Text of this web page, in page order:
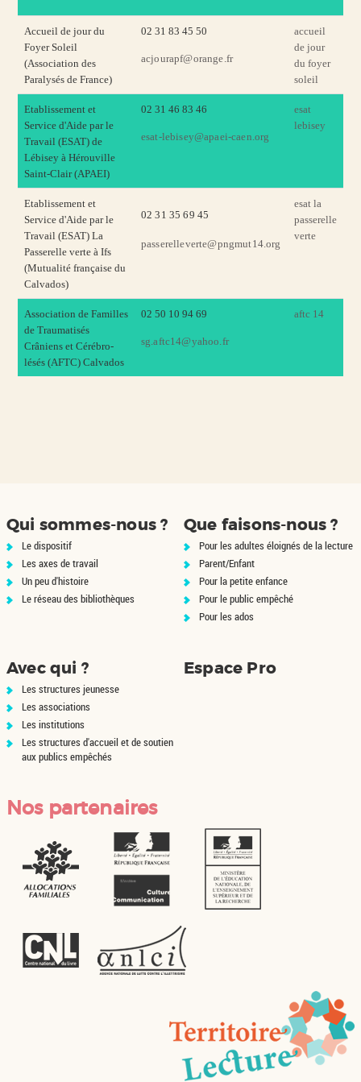
Accueil de jour du
Foyer Soleil
(Association des
Paralysés de France)
02 31 83 45 50
acjourapf@orange.fr
accueil
de jour
du foyer
soleil
Etablissement et
Service d'Aide par le
Travail (ESAT) de
Lébisey à Hérouville
Saint-Clair (APAEI)
02 31 46 83 46
esat-lebisey@apaei-caen.org
esat
lebisey
Etablissement et
Service d'Aide par le
Travail (ESAT) La
Passerelle verte à Ifs
(Mutualité française du
Calvados)
02 31 35 69 45
passerelleverte@pngmut14.org
esat la
passerelle
verte
Association de Familles
de Traumatisés
Crâniens et Cérébro-
lésés (AFTC) Calvados
02 50 10 94 69
sg.aftc14@yahoo.fr
aftc 14
Qui sommes-nous ?
Le dispositif
Les axes de travail
Un peu d'histoire
Le réseau des bibliothèques
Que faisons-nous ?
Pour les adultes éloignés de la lecture
Parent/Enfant
Pour la petite enfance
Pour le public empêché
Pour les ados
Avec qui ?
Les structures jeunesse
Les associations
Les institutions
Les structures d'accueil et de soutien
aux publics empêchés
Espace Pro
Nos partenaires